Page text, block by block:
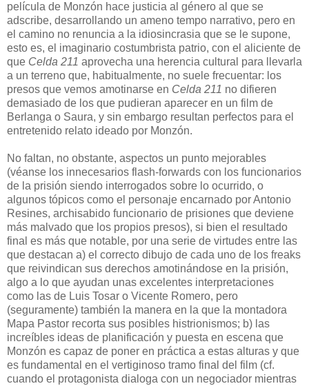
película de Monzón hace justicia al género al que se
adscribe, desarrollando un ameno tempo narrativo, pero en
el camino no renuncia a la idiosincrasia que se le supone,
esto es, el imaginario costumbrista patrio, con el aliciente de
que Celda 211 aprovecha una herencia cultural para llevarla
a un terreno que, habitualmente, no suele frecuentar: los
presos que vemos amotinarse en Celda 211 no difieren
demasiado de los que pudieran aparecer en un film de
Berlanga o Saura, y sin embargo resultan perfectos para el
entretenido relato ideado por Monzón.
No faltan, no obstante, aspectos un punto mejorables
(véanse los innecesarios flash-forwards con los funcionarios
de la prisión siendo interrogados sobre lo ocurrido, o
algunos tópicos como el personaje encarnado por Antonio
Resines, archisabido funcionario de prisiones que deviene
más malvado que los propios presos), si bien el resultado
final es más que notable, por una serie de virtudes entre las
que destacan a) el correcto dibujo de cada uno de los freaks
que reivindican sus derechos amotinándose en la prisión,
algo a lo que ayudan unas excelentes interpretaciones
como las de Luis Tosar o Vicente Romero, pero
(seguramente) también la manera en la que la montadora
Mapa Pastor recorta sus posibles histrionismos; b) las
increíbles ideas de planificación y puesta en escena que
Monzón es capaz de poner en práctica a estas alturas y que
es fundamental en el vertiginoso tramo final del film (cf.
cuando el protagonista dialoga con un negociador mientras